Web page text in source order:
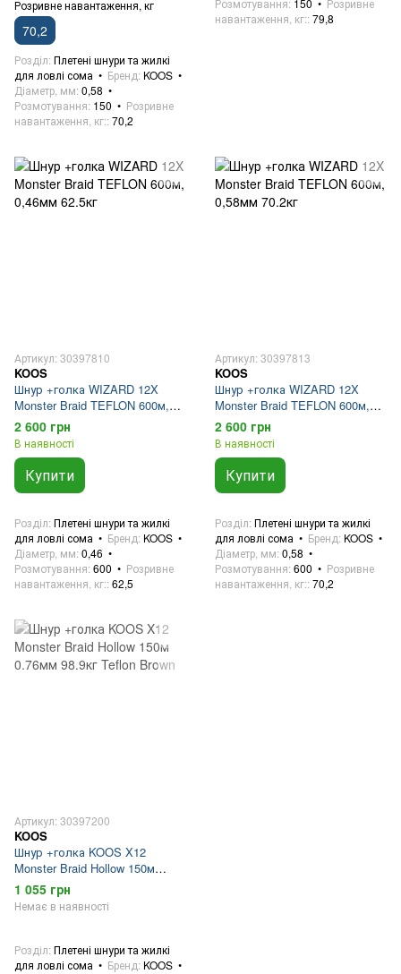
Розривне навантаження, кг
70,2
Розділ Плетені шнури та жилкі
для ловлі сома
Бренд KOOS
Діаметр, мм 0,58
Розмотування 150
Розривне
навантаження, кг: 70,2
Розмотування 150
Розривне
навантаження, кг: 79,8
Артикул: 30397810
KOOS
Шнур +голка WIZARD 12X
Monster Braid TEFLON 600м,
0,46мм 62.5кг
2 600 грн
В наявності
Купити
Розділ Плетені шнури та жилкі
для ловлі сома
Бренд KOOS
Діаметр, мм 0,46
Розмотування 600
Розривне
навантаження, кг: 62,5
Артикул: 30397813
KOOS
Шнур +голка WIZARD 12X
Monster Braid TEFLON 600м,
0,58мм 70.2кг
2 600 грн
В наявності
Купити
Розділ Плетені шнури та жилкі
для ловлі сома
Бренд KOOS
Діаметр, мм 0,58
Розмотування 600
Розривне
навантаження, кг: 70,2
Артикул: 30397200
KOOS
Шнур +голка KOOS X12
Monster Braid Hollow 150м
0.76мм 98.9кг Teflon Brown
1 055 грн
Немає в наявності
Розділ Плетені шнури та жилкі
для ловлі сома
Бренд KOOS